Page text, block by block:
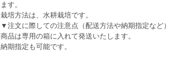
ます。
栽培方法は、水耕栽培です。
▼注文に際しての注意点（配送方法や納期指定など）
商品は専用の箱に入れて発送いたします。
納期指定も可能です。